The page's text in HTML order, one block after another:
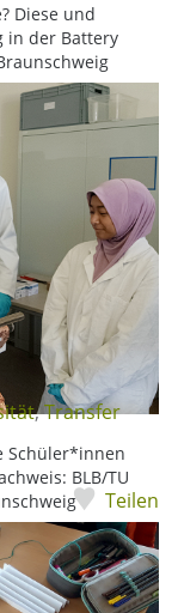
Diese und
in der Battery
Schüler*innen
BLB/TU
,Transfer
Teilen